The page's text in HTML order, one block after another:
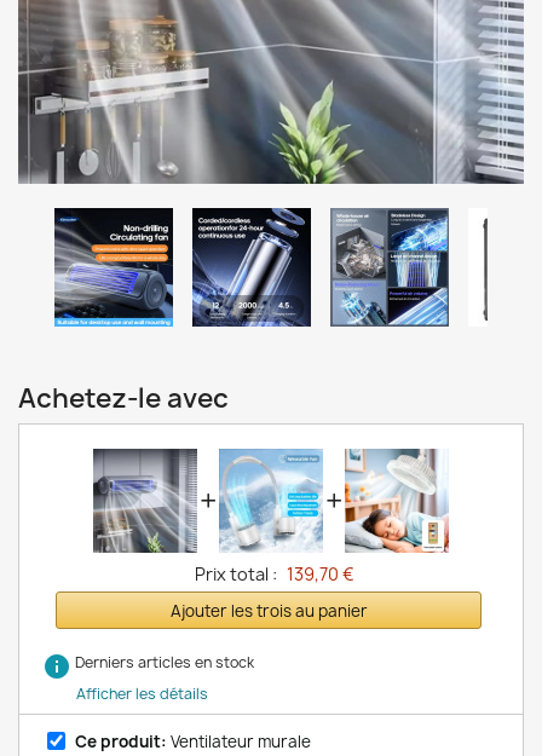
Achetez-le avec
+ +
Prix total : 139,70 €
Ajouter les trois au panier
info Derniers articles en stock
Afficher les détails
Ce produit: Ventilateur murale